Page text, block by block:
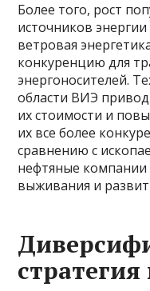
Более того, рост
источников
ветровая
конкуренцию для
энергоносителей.
области ВИЭ
их стоимости и
их все более
сравнению с
нефтяные компании
выживания и